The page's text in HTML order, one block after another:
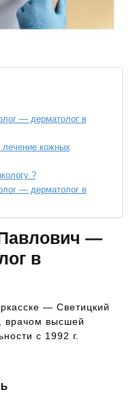
— дерматолог в
лечение кожных
?
— дерматолог в
—
в
— Светицкий
врачом высшей
с 1992 г.